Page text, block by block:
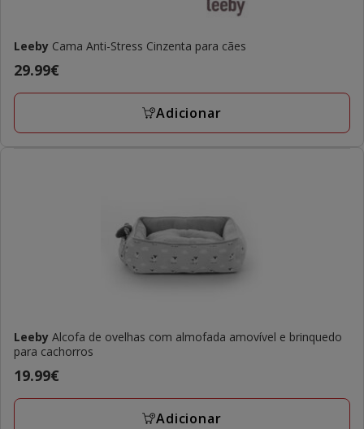
Leeby Cama Anti-Stress Cinzenta para cães
Preço
29.99€
29.99€
Adicionar
Leeby Alcofa de ovelhas com almofada amovível e brinquedo
para cachorros
Preço
19.99€
19.99€
Adicionar